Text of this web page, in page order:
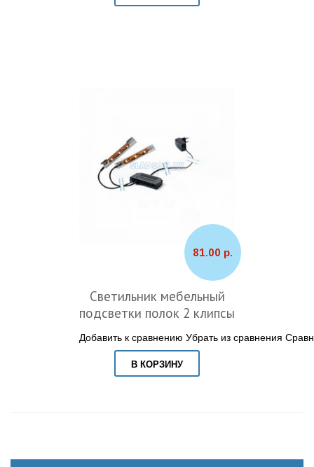
81.00 р.
Светильник мебельный
подсветки полок 2 клипсы
Добавить к сравнению Убрать из сравнения
В КОРЗИНУ